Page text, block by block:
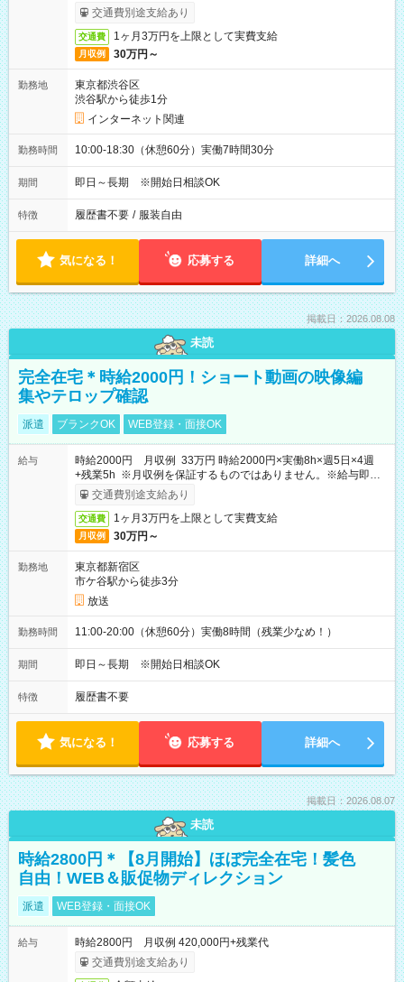
受取りサービス利用可（利用条件有）
交通費別途支給あり
交通費 1ヶ月3万円を上限として実費支給
月収例 30万円～
勤務地
東京都渋谷区
渋谷駅から徒歩1分
インターネット関連
勤務時間 10:00-18:30（休憩60分）実働7時間30分
期間 即日～長期 ※開始日相談OK
特徴 履歴書不要 / 服装自由
気になる！ 応募する 詳細へ
掲載日：2026.08.08
未読
完全在宅＊時給2000円！ショート動画の映像編
集やテロップ確認
派遣 ブランクOK WEB登録・面接OK
給与
時給2000円 月収例 33万円 時給2000円×実働8h×週5日×4週
+残業5h ※月収例を保証するものではありません。※給与即受
取りサービス利用可（利用条件有）
交通費別途支給あり
交通費 1ヶ月3万円を上限として実費支給
月収例 30万円～
勤務地
東京都新宿区
市ケ谷駅から徒歩3分
放送
勤務時間 11:00-20:00（休憩60分）実働8時間（残業少なめ！）
期間 即日～長期 ※開始日相談OK
特徴 履歴書不要
気になる！ 応募する 詳細へ
掲載日：2026.08.07
未読
時給2800円＊【8月開始】ほぼ完全在宅！髪色
自由！WEB＆販促物ディレクション
派遣 WEB登録・面接OK
給与
時給2800円 月収例 420,000円+残業代
交通費別途支給あり